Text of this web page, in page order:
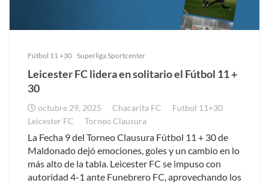
Fútbol 11 +30 Superliga Sportcenter
Leicester FC lidera en solitario el Fútbol 11 +
30
octubre 29, 2025 Chacarita FC
Futbol 11+30
Leicester FC
Torneo Clausura
La Fecha 9 del Torneo Clausura Fútbol 11 + 30 de
Maldonado dejó emociones, goles y un cambio en lo
más alto de la tabla. Leicester FC se impuso con
autoridad 4-1 ante Funebrero FC, aprovechando los